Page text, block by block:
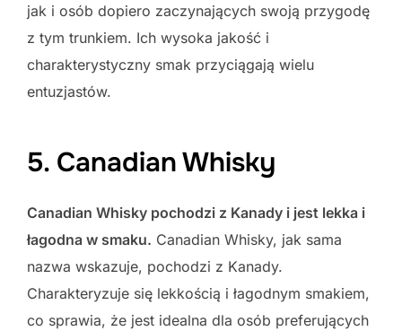
jak i osób dopiero zaczynających swoją przygodę
z tym trunkiem. Ich wysoka jakość i
charakterystyczny smak przyciągają wielu
entuzjastów.
5. Canadian Whisky
Canadian Whisky pochodzi z Kanady i jest lekka i
łagodna w smaku. Canadian Whisky, jak sama
nazwa wskazuje, pochodzi z Kanady.
Charakteryzuje się lekkością i łagodnym smakiem,
co sprawia, że jest idealna dla osób preferujących